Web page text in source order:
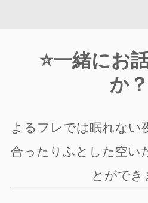
⭐一緒にお
か
よるフレでは眠れない
合ったりふとした空い
とができ